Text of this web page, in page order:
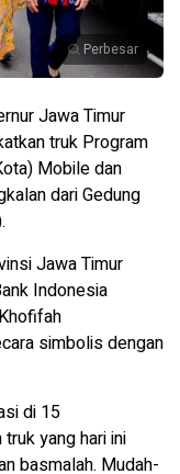
Perbesar
Jawa Timur
truk Program
Mobile dan
dari Gedung
Jawa Timur
Indonesia
simbolis dengan
di 15
yang hari ini
basmalah. Mudah-